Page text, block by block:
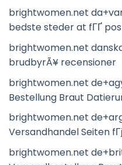
brightwomen.net
bedste steder at fГҐ
brightwomen.net
brudbyrÃ¥ recensioner
brightwomen.net
Bestellung Braut
brightwomen.net
Versandhandel Seiten
brightwomen.net